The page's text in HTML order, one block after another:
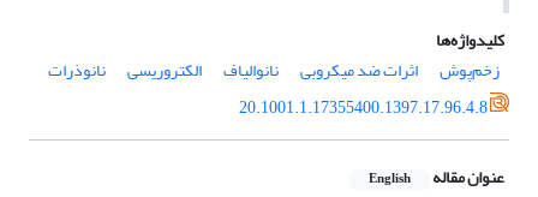
کلیدواژه‌ها
زخم‌پوش
اثرات ضد میکروبی نانوالیاف الکتروریسی
نانوذرات
20.1001.1.17355400.1397.17.96.4.8
عنوان مقاله English